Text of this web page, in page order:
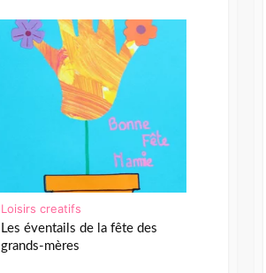
Loisirs creatifs
Les éventails de la fête des
grands-mères